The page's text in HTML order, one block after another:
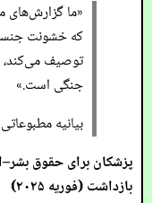
«ما گزارش‌های
که خشونت
توصیف می‌کند،
جنگی است.»
بیانیه
پزشکان برای حقوق
بازداشت(فوریه ۲۰۲۵)